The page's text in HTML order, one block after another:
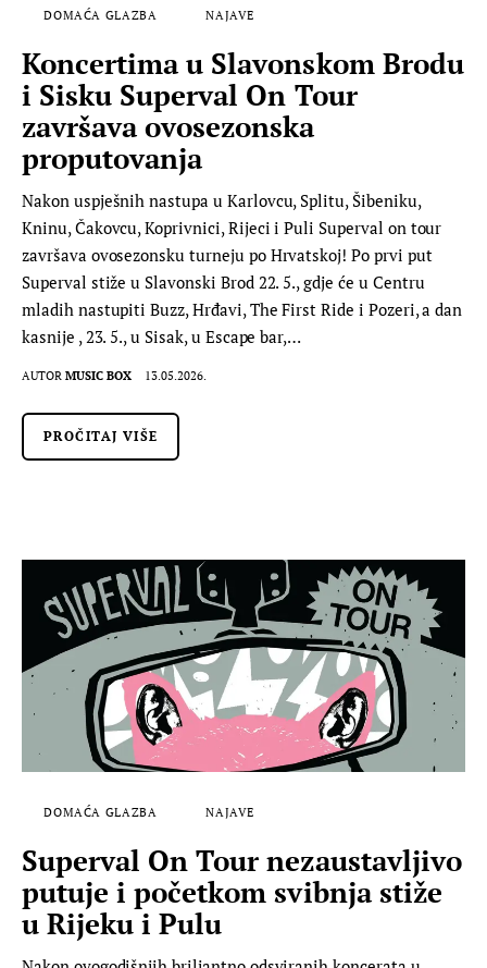
DOMAĆA GLAZBA NAJAVE
Koncertima u Slavonskom Brodu
i Sisku Superval On Tour
završava ovosezonska
proputovanja
Nakon uspješnih nastupa u Karlovcu, Splitu, Šibeniku,
Kninu, Čakovcu, Koprivnici, Rijeci i Puli Superval on tour
završava ovosezonsku turneju po Hrvatskoj! Po prvi put
Superval stiže u Slavonski Brod 22. 5., gdje će u Centru
mladih nastupiti Buzz, Hrđavi, The First Ride i Pozeri, a dan
kasnije , 23. 5., u Sisak, u Escape bar,…
AUTOR MUSIC BOX 13.05.2026.
PROČITAJ VIŠE
DOMAĆA GLAZBA NAJAVE
Superval On Tour nezaustavljivo
putuje i početkom svibnja stiže
u Rijeku i Pulu